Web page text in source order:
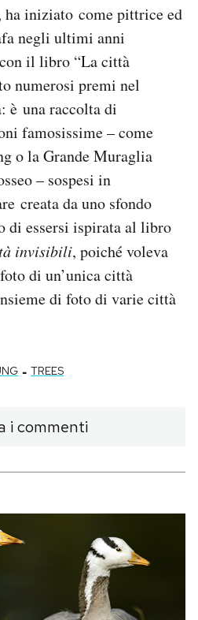
ha iniziato come pittrice ed
negli ultimi anni
il libro “La città
numerosi premi nel
è una raccolta di
famosissime – come
o la Grande Muraglia
– sospesi in
creata da uno sfondo
di essersi ispirata al libro
invisibili, poiché voleva
di un’unica città
di foto di varie città
- TREES
i commenti